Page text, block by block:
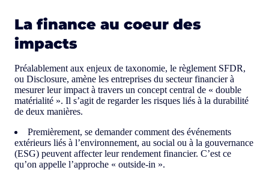
La finance au coeur des
impacts
Préalablement aux enjeux de taxonomie, le règlement SFDR,
ou Disclosure, amène les entreprises du secteur financier à
mesurer leur impact à travers un concept central de « double
matérialité ». Il s’agit de regarder les risques liés à la durabilité
de deux manières.
Premièrement, se demander comment des événements
extérieurs liés à l’environnement, au social ou à la gouvernance
(ESG) peuvent affecter leur rendement financier. C’est ce
qu’on appelle l’approche « outside-in ».